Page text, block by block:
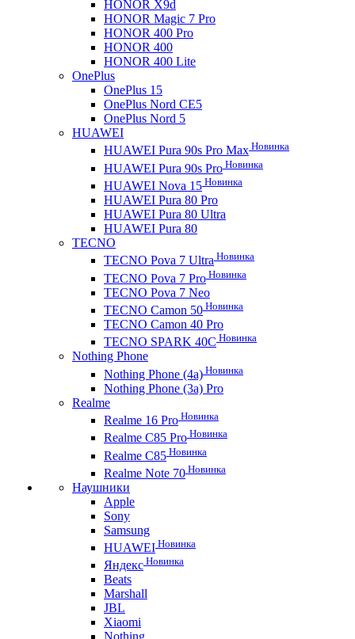
HONOR X9d
HONOR Magic 7 Pro
HONOR 400 Pro
HONOR 400
HONOR 400 Lite
OnePlus
OnePlus 15
OnePlus Nord CE5
OnePlus Nord 5
HUAWEI
HUAWEI Pura 90s Pro Max Новинка
HUAWEI Pura 90s Pro Новинка
HUAWEI Nova 15 Новинка
HUAWEI Pura 80 Pro
HUAWEI Pura 80 Ultra
HUAWEI Pura 80
TECNO
TECNO Pova 7 Ultra Новинка
TECNO Pova 7 Pro Новинка
TECNO Pova 7 Neo
TECNO Camon 50 Новинка
TECNO Camon 40 Pro
TECNO SPARK 40C Новинка
Nothing Phone
Nothing Phone (4a) Новинка
Nothing Phone (3a) Pro
Realme
Realme 16 Pro Новинка
Realme C85 Pro Новинка
Realme C85 Новинка
Realme Note 70 Новинка
Наушники
Apple
Sony
Samsung
HUAWEI Новинка
Яндекс Новинка
Beats
Marshall
JBL
Xiaomi